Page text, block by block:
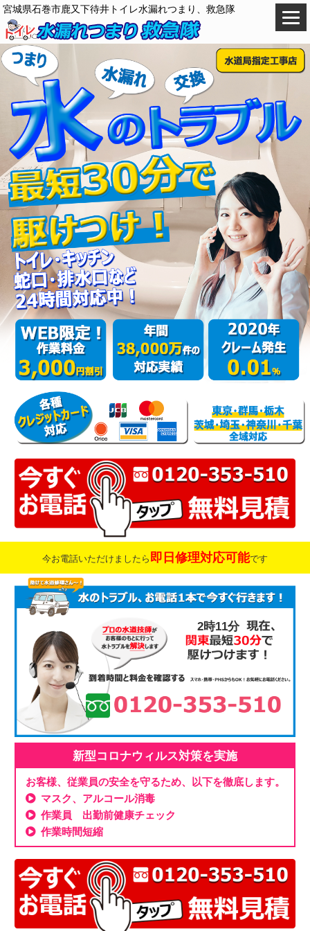
宮城県石巻市鹿又下待井トイレ水漏れつまり、救急隊
今お電話いただけましたら 即日修理対応可能です
2時11分
新型コロナウィルス対策を実施
お客様、従業員の安全を守るため、以下を徹底します。
マスク、アルコール消毒
作業員 出勤前健康チェック
作業時間短縮